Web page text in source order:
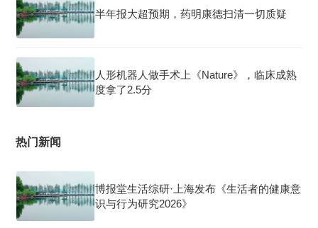
半年报大超预期，药明康德扫清一切质疑
人形机器人做手术上《Nature》，临床成熟
度拿了2.5分
热门新闻
博报堂生活综研·上海发布《生活者的健康意
识与行为研究2026》